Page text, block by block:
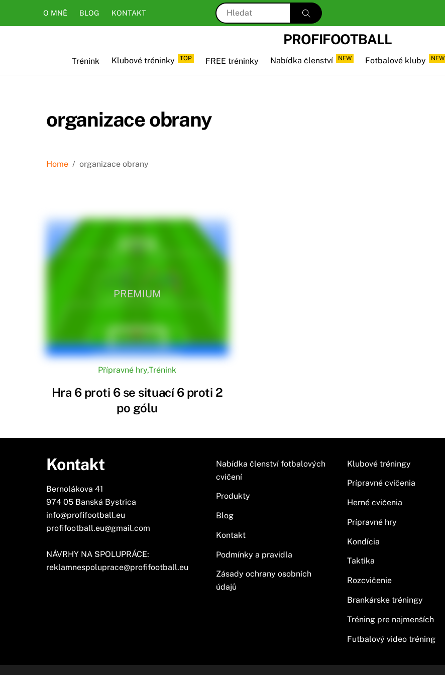
O MNĚ BLOG KONTAKT
PROFIFOOTBALL
Trénink Klubové tréninky TOP FREE tréninky Nabídka členství NEW Fotbalové kluby NEW
organizace obrany
Home / organizace obrany
PREMIUM
Přípravné hry,Trénink
Hra 6 proti 6 se situací 6 proti 2
po gólu
Kontakt
Bernolákova 41
974 05 Banská Bystrica
info@profifootball.eu
profifootball.eu@gmail.com
NÁVRHY NA SPOLUPRÁCE:
reklamnespoluprace@profifootball.eu
Nabídka členství fotbalových
cvičení
Produkty
Blog
Kontakt
Podmínky a pravidla
Zásady ochrany osobních
údajů
Klubové tréningy
Prípravné cvičenia
Herné cvičenia
Prípravné hry
Kondícia
Taktika
Rozcvičenie
Brankárske tréningy
Tréning pre najmenších
Futbalový video tréning